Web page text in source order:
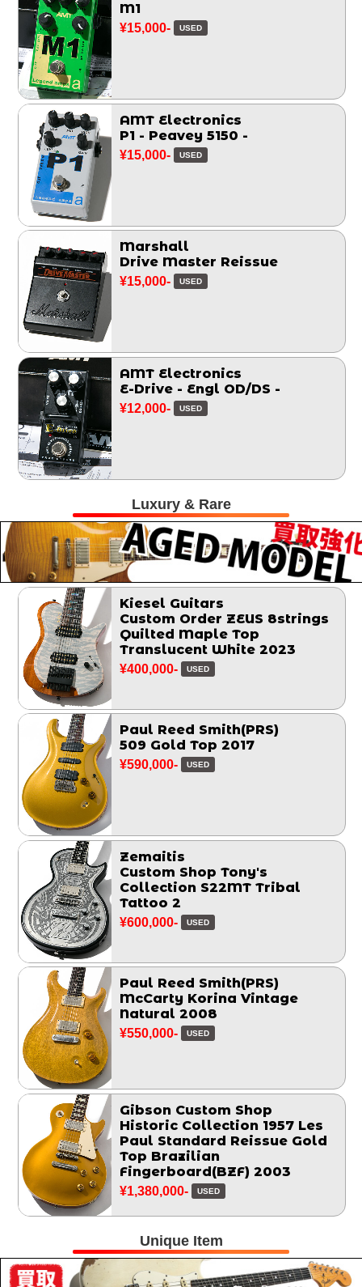
M1
¥15,000- USED
AMT Electronics
P1 - Peavey 5150 -
¥15,000- USED
Marshall
Drive Master Reissue
¥15,000- USED
AMT Electronics
E-Drive - Engl OD/DS -
¥12,000- USED
Luxury & Rare
Kiesel Guitars
Custom Order ZEUS 8strings
Quilted Maple Top
Translucent White 2023
¥400,000- USED
Paul Reed Smith(PRS)
509 Gold Top 2017
¥590,000- USED
Zemaitis
Custom Shop Tony's
Collection S22MT Tribal
Tattoo 2
¥600,000- USED
Paul Reed Smith(PRS)
McCarty Korina Vintage
Natural 2008
¥550,000- USED
Gibson Custom Shop
Historic Collection 1957 Les
Paul Standard Reissue Gold
Top Brazilian
Fingerboard(BZF) 2003
¥1,380,000- USED
Unique Item